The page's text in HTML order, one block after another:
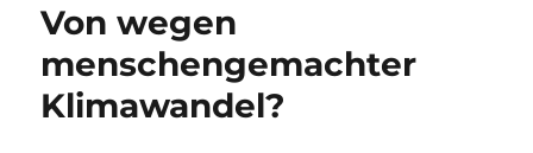
Von wegen
menschengemachter
Klimawandel?